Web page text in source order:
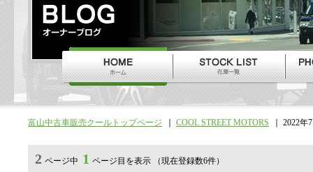
富山中古車販売クールトップページ COOL STREET MOTORS 2022年
2 ページ中 1 ページ目を表示 （現在登録数6件）